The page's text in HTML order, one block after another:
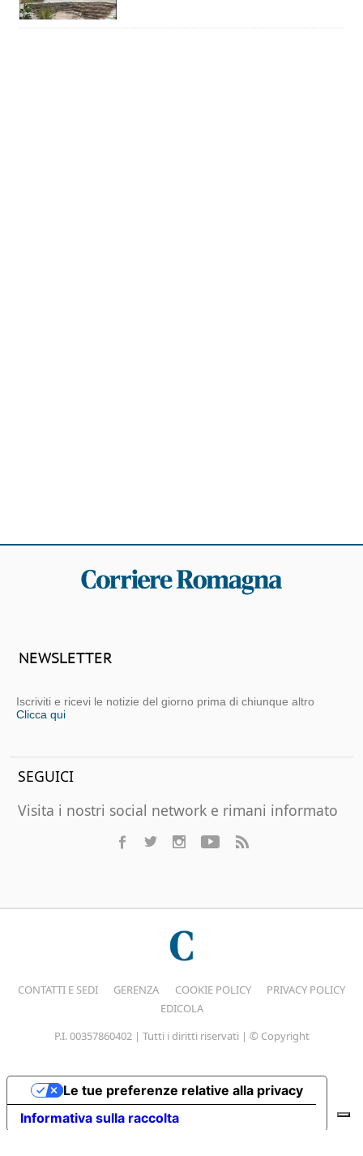
NEWSLETTER
Iscriviti e ricevi le notizie del giorno prima di chiunque altro
Clicca qui
SEGUICI
Visita i nostri social network e rimani informato
CONTATTI E SEDI GERENZA COOKIE POLICY
PRIVACY POLICY
EDICOLA
P.I. 00357860402 | Tutti i diritti riservati | © Copyright
Informativa sulla raccolta
Le tue preferenze relative alla privacy